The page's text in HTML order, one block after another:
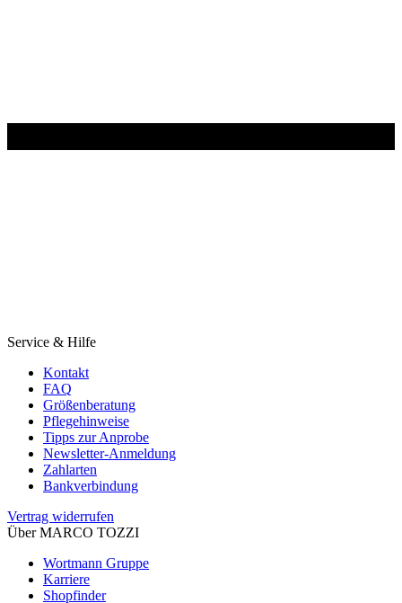
Service & Hilfe
Kontakt
FAQ
Größenberatung
Pflegehinweise
Tipps zur Anprobe
Newsletter-Anmeldung
Zahlarten
Bankverbindung
Vertrag widerrufen
Über MARCO TOZZI
Wortmann Gruppe
Karriere
Shopfinder